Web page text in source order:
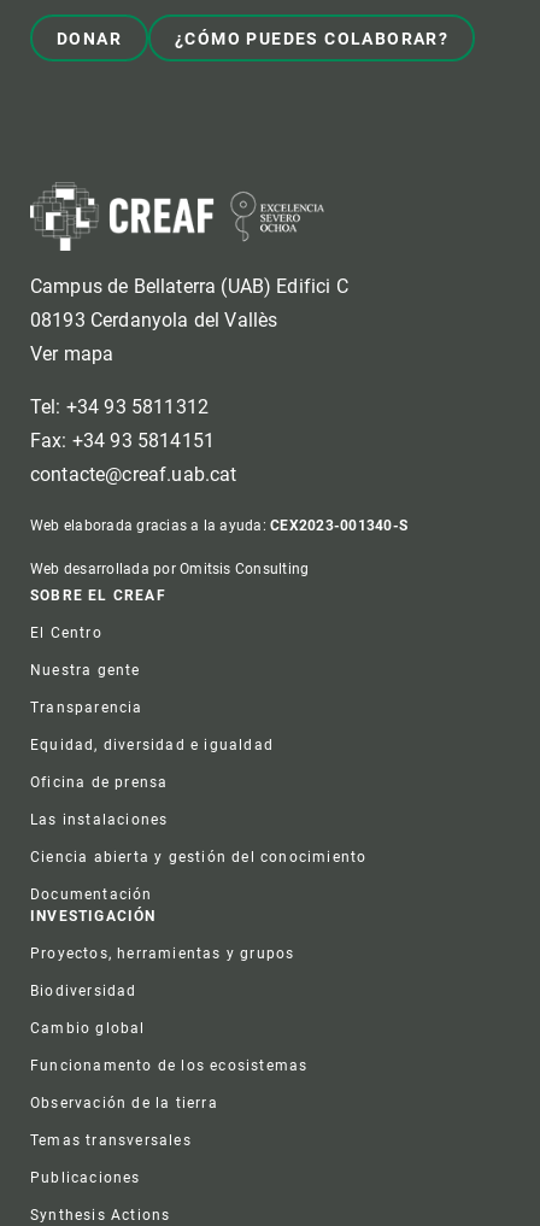
DONAR ¿CÓMO PUEDES COLABORAR?
Campus de Bellaterra (UAB) Edifici C
08193 Cerdanyola del Vallès
Ver mapa
Tel: +34 93 5811312
Fax: +34 93 5814151
contacte@creaf.uab.cat
Web elaborada gracias a la ayuda:CEX2023-001340-S
Web desarrollada por Omitsis Consulting
Footer
SOBRE EL CREAF
El Centro
Nuestra gente
Transparencia
Equidad, diversidad e igualdad
Oficina de prensa
Las instalaciones
Ciencia abierta y gestión del conocimiento
Documentación
INVESTIGACIÓN
Proyectos, herramientas y grupos
Biodiversidad
Cambio global
Funcionamento de los ecosistemas
Observación de la tierra
Temas transversales
Publicaciones
Synthesis Actions